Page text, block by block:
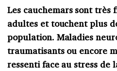
Les cauchemars sont très
adultes et touchent plus
population. Maladies
traumatisants ou encore
ressenti face au stress